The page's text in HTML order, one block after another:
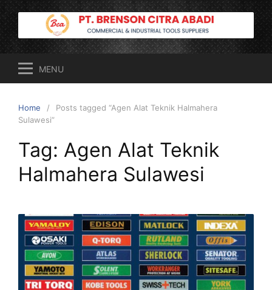
to
content
MENU
Home
Posts tagged “Agen Alat Teknik Halmahera
Sulawesi”
Tag: Agen Alat Teknik
Halmahera Sulawesi